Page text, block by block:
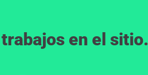
en el sitio.